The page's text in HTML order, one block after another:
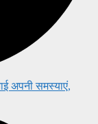
अपनी समस्याएं,